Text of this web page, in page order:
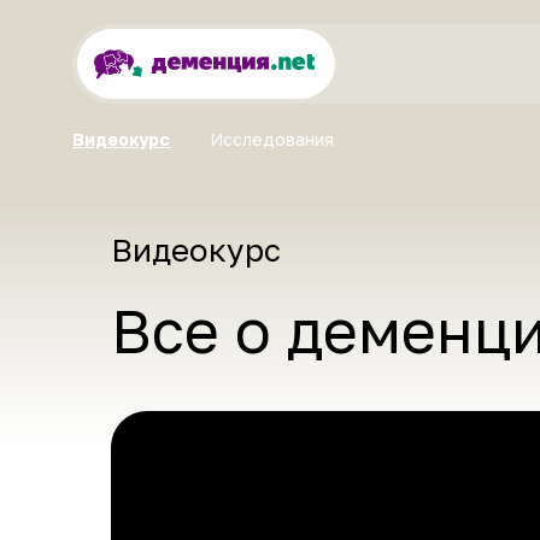
Видеокурс Исследования
Все о
Видеокурс